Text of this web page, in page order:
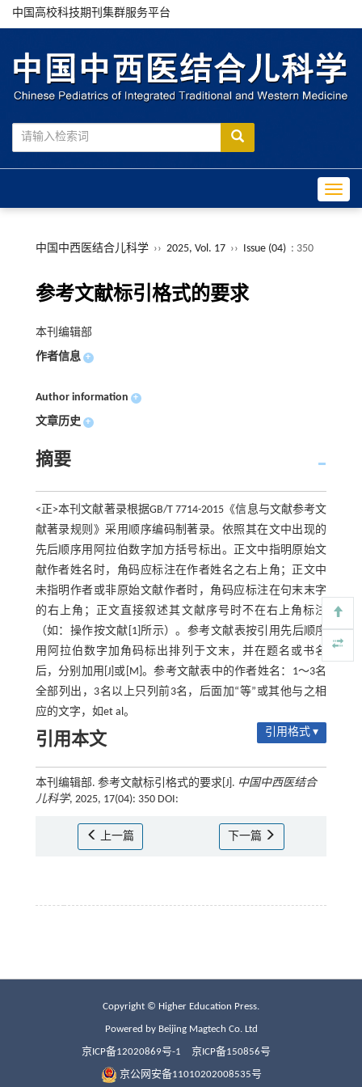
中国高校科技期刊集群服务平台
中国中西医结合儿科学 ›› 2025, Vol. 17 ›› Issue (04) : 350
参考文献标引格式的要求
本刊编辑部
作者信息 +
Author information +
文章历史 +
摘要
<正>本刊文献著录根据GB/T 7714-2015《信息与文献参考文
献著录规则》采用顺序编码制著录。依照其在文中出现的
先后顺序用阿拉伯数字加方括号标出。正文中指明原始文
献作者姓名时，角码应标注在作者姓名之右上角；正文中
未指明作者或非原始文献作者时，角码应标注在句末末字
的右上角；正文直接叙述其文献序号时不在右上角标注
（如：操作按文献[1]所示）。参考文献表按引用先后顺序
用阿拉伯数字加角码标出排列于文末，并在题名或书名
后，分别加用[J]或[M]。参考文献表中的作者姓名：1～3名
全部列出，3名以上只列前3名，后面加“等”或其他与之相
应的文字，如et al。
引用本文 引用格式 ▾
本刊编辑部. 参考文献标引格式的要求[J]. 中国中西医结合
儿科学, 2025, 17(04): 350 DOI:
上一篇 下一篇
Copyright © Higher Education Press.
Powered by Beijing Magtech Co. Ltd
京ICP备12020869号-1 京ICP备150856号
京公网安备11010202008535号